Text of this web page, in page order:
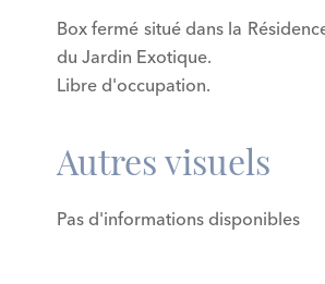
Box fermé situé dans la
du Jardin Exotique.
Libre d'occupation.
Autres visuels
Pas d'informations disponibles